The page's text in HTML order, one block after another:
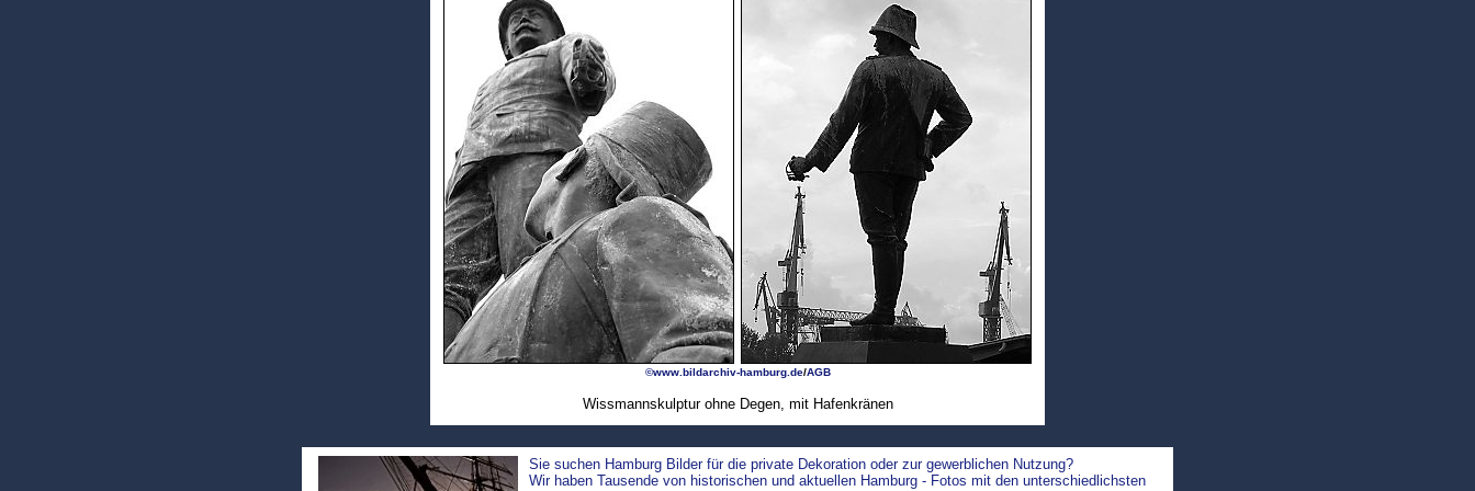
©www.bildarchiv-hamburg.de/AGB
Wissmannskulptur ohne Degen, mit Hafenkränen
Sie suchen Hamburg Bilder für die private Dekoration oder zur gewerblichen Nutzung?
Wir haben Tausende von historischen und aktuellen Hamburg - Fotos mit den unterschiedlichsten